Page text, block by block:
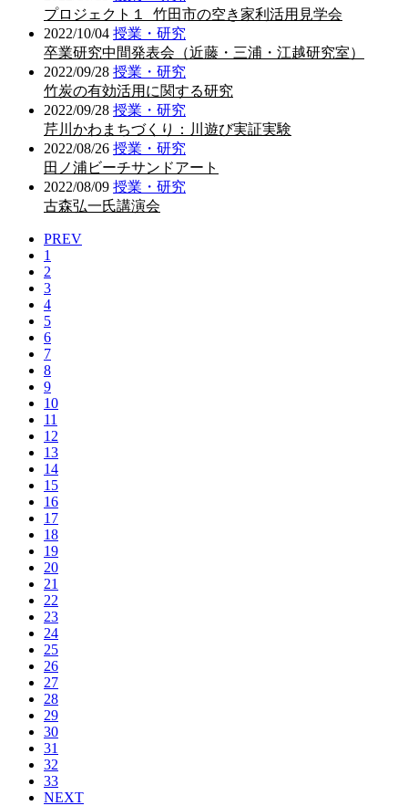
プロジェクト１_竹田市の空き家利活用見学会
2022/10/04 授業・研究
卒業研究中間発表会（近藤・三浦・江越研究室）
2022/09/28 授業・研究
竹炭の有効活用に関する研究
2022/09/28 授業・研究
芹川かわまちづくり：川遊び実証実験
2022/08/26 授業・研究
田ノ浦ビーチサンドアート
2022/08/09 授業・研究
古森弘一氏講演会
PREV
1
2
3
4
5
6
7
8
9
10
11
12
13
14
15
16
17
18
19
20
21
22
23
24
25
26
27
28
29
30
31
32
33
NEXT